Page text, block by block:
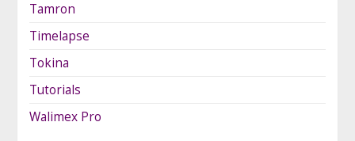
Tamron
Timelapse
Tokina
Tutorials
Walimex Pro